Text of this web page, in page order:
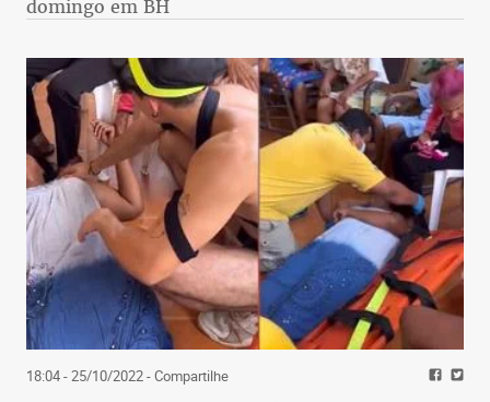
domingo em BH
18:04 - 25/10/2022- Compartilhe